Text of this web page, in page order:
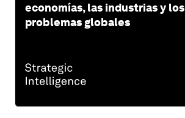
economías, las industrias y los
problemas globales